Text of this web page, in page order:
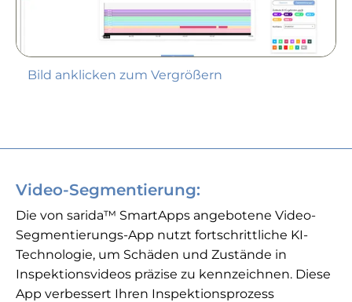
Bild anklicken zum Vergrößern
Video-Segmentierung:
Die von sarida™ SmartApps angebotene Video-
Segmentierungs-App nutzt fortschrittliche KI-
Technologie, um Schäden und Zustände in
Inspektionsvideos präzise zu kennzeichnen. Diese
App verbessert Ihren Inspektionsprozess